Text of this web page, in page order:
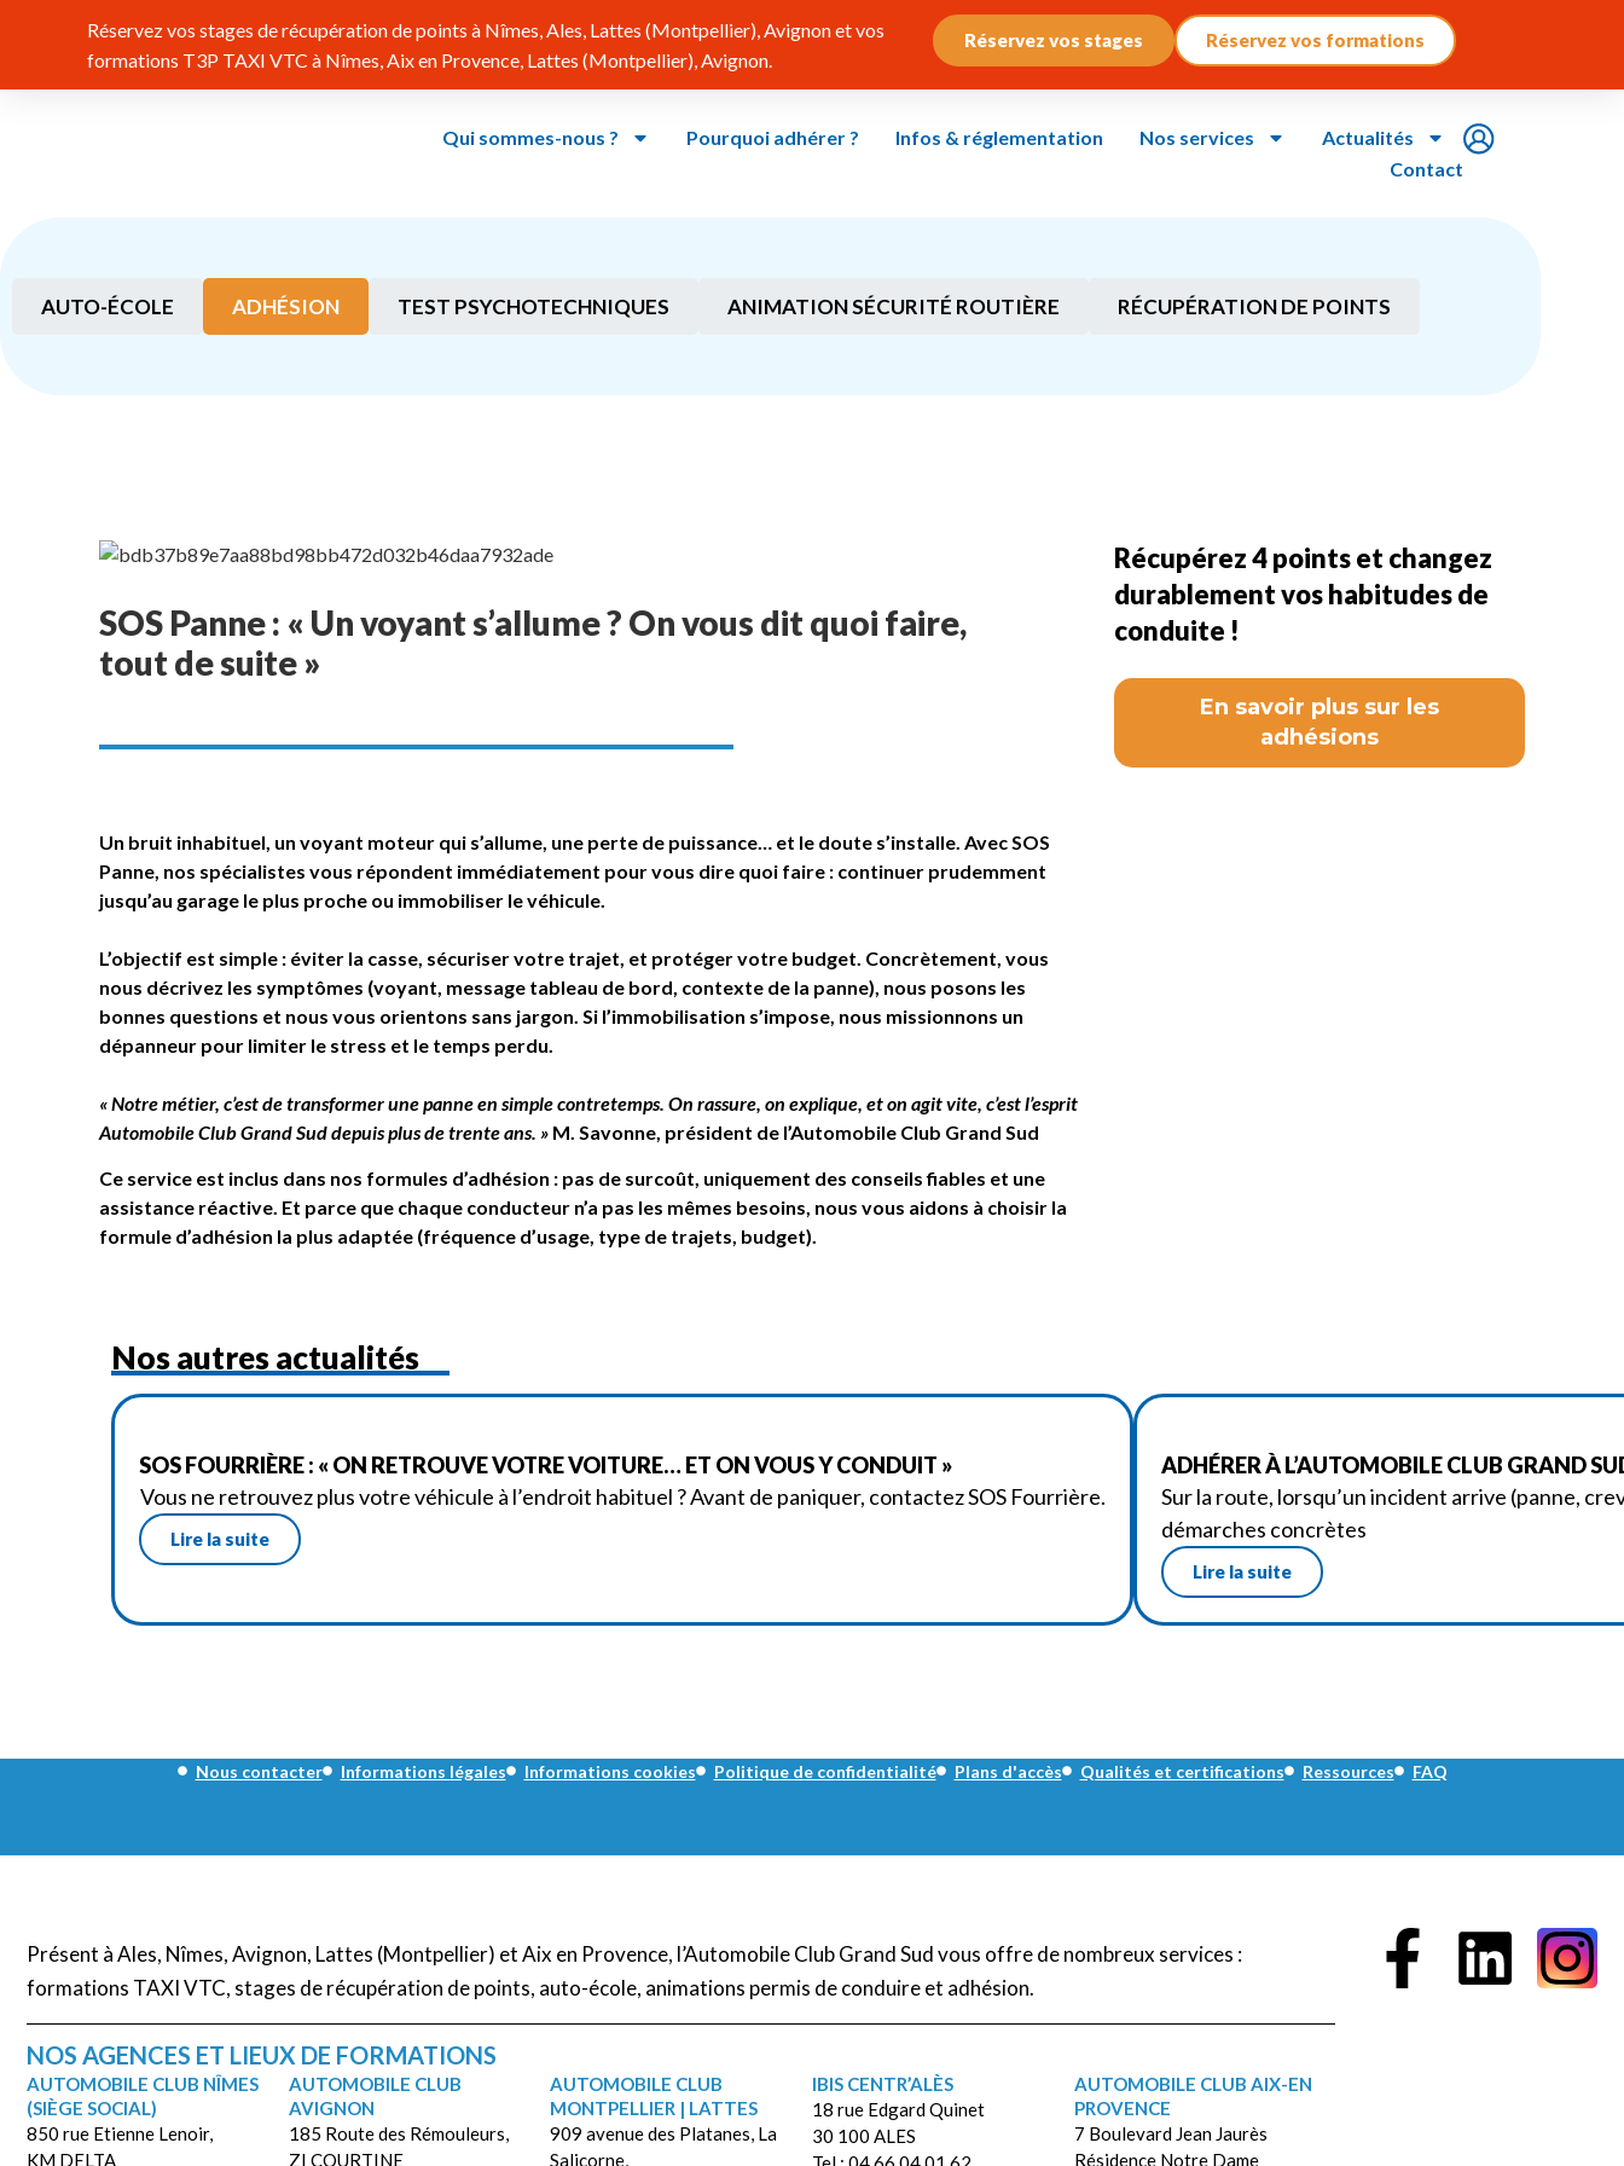
Réservez vos stages de récupération de points à Nîmes, Ales, Lattes (Montpellier), Avignon et vos
formations T3P TAXI VTC à Nîmes, Aix en Provence, Lattes (Montpellier), Avignon.
Réservez vos stages Réservez vos formations
Qui sommes-nous ? Pourquoi adhérer ? Infos & réglementation Nos services
Actualités
Contact
AUTO-ÉCOLE ADHÉSION TEST PSYCHOTECHNIQUES ANIMATION SÉCURITÉ ROUTIÈRE RÉCUPÉRATION DE POINTS
SOS Panne : « Un voyant s’allume ? On vous dit quoi faire,
tout de suite »
Un bruit inhabituel, un voyant moteur qui s’allume, une perte de puissance… et le doute s’installe. Avec SOS
Panne, nos spécialistes vous répondent immédiatement pour vous dire quoi faire : continuer prudemment
jusqu’au garage le plus proche ou immobiliser le véhicule.
L’objectif est simple : éviter la casse, sécuriser votre trajet, et protéger votre budget. Concrètement, vous
nous décrivez les symptômes (voyant, message tableau de bord, contexte de la panne), nous posons les
bonnes questions et nous vous orientons sans jargon. Si l’immobilisation s’impose, nous missionnons un
dépanneur pour limiter le stress et le temps perdu.
« Notre métier, c’est de transformer une panne en simple contretemps. On rassure, on explique, et on agit vite, c’est l’esprit
Automobile Club Grand Sud depuis plus de trente ans. » M. Savonne, président de l’Automobile Club Grand Sud
Ce service est inclus dans nos formules d’adhésion : pas de surcoût, uniquement des conseils fiables et une
assistance réactive. Et parce que chaque conducteur n’a pas les mêmes besoins, nous vous aidons à choisir la
formule d’adhésion la plus adaptée (fréquence d’usage, type de trajets, budget).
Nos autres actualités
SOS FOURRIÈRE : « ON RETROUVE VOTRE VOITURE… ET ON VOUS Y CONDUIT »
Vous ne retrouvez plus votre véhicule à l’endroit habituel ? Avant de paniquer, contactez SOS Fourrière.
Lire la suite
ADHÉRER À L’AUTOMOBILE CLUB GRAND
Sur la route, lorsqu’un incident arrive (panne,
démarches concrètes
Lire la suite
Récupérez 4 points et changez
durablement vos habitudes de
conduite !
En savoir plus sur les
adhésions
Nous contacter Informations légales Informations cookies Politique de confidentialité Plans d'accès Qualités et certifications Ressources FAQ
Présent à Ales, Nîmes, Avignon, Lattes (Montpellier) et Aix en Provence, l’Automobile Club Grand Sud vous offre de nombreux services :
formations TAXI VTC, stages de récupération de points, auto-école, animations permis de conduire et adhésion.
NOS AGENCES ET LIEUX DE FORMATIONS
AUTOMOBILE CLUB NÎMES
(SIÈGE SOCIAL)
850 rue Etienne Lenoir,
KM DELTA
AUTOMOBILE CLUB
AVIGNON
185 Route des Rémouleurs,
ZI COURTINE
AUTOMOBILE CLUB
MONTPELLIER | LATTES
909 avenue des Platanes, La
Salicorne,
IBIS CENTR’ALÈS
18 rue Edgard Quinet
30 100 ALES
AUTOMOBILE CLUB AIX-EN
PROVENCE
7 Boulevard Jean Jaurès
Résidence Notre Dame